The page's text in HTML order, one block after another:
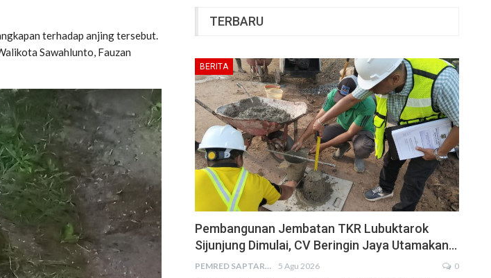
terhadap anjing tersebut.
Sawahlunto, Fauzan
TERBARU
BERITA
Pembangunan Jembatan TKR Lubuktarok
Sijunjung Dimulai, CV Beringin Jaya Utamakan…
PEMRED SAPTARIUS 5 Agu 2026 0